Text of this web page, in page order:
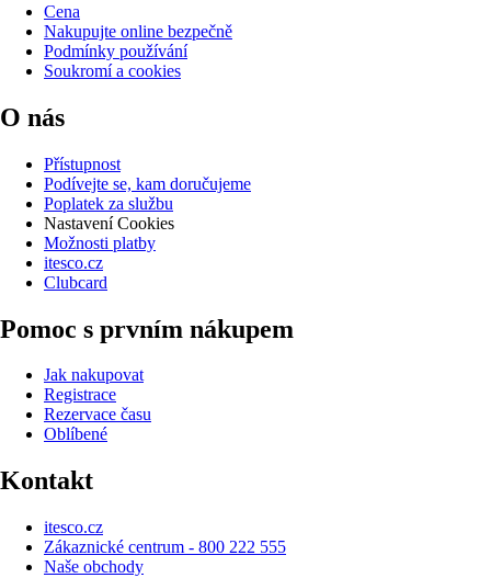
Cena
Nakupujte online bezpečně
Podmínky používání
Soukromí a cookies
O nás
Přístupnost
Podívejte se, kam doručujeme
Poplatek za službu
Nastavení Cookies
Možnosti platby
itesco.cz
Clubcard
Pomoc s prvním nákupem
Jak nakupovat
Registrace
Rezervace času
Oblíbené
Kontakt
itesco.cz
Zákaznické centrum - 800 222 555
Naše obchody